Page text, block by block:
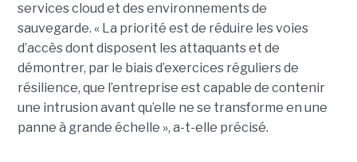
services cloud et des environnements de
sauvegarde. « La priorité est de réduire les voies
d’accès dont disposent les attaquants et de
démontrer, par le biais d’exercices réguliers de
résilience, que l’entreprise est capable de contenir
une intrusion avant qu’elle ne se transforme en une
panne à grande échelle », a-t-elle précisé.